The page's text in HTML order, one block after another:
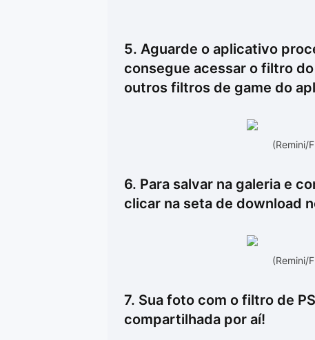
5. Aguarde o aplicativo
consegue acessar o filtro
outros filtros de game do
(Remini/
6. Para salvar na galeria e
clicar na seta de download
(Remini/
7. Sua foto com o filtro de
compartilhada por aí!